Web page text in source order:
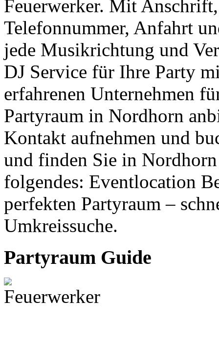
Feuerwerker. Mit
Telefonnummer, Anfahrt
jede Musikrichtung und
DJ Service für Ihre Party
erfahrenen Unternehmen
Partyraum in Nordhorn
Kontakt aufnehmen und
und finden Sie in
folgendes: Eventlocation
perfekten Partyraum –
Umkreissuche.
Partyraum Guide